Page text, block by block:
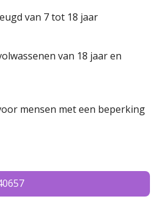
van 7 tot 18 jaar
van 18 jaar en
mensen met een beperking